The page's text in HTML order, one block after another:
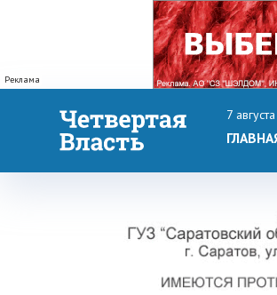
Реклама
7